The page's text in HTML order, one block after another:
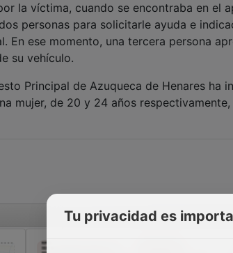
la víctima, cuando se encontraba en el
personas para solicitarle ayuda e
En ese momento, una tercera persona
su vehículo.
Principal de Azuqueca de Henares ha
mujer, de 20 y 24 años
Tu privacidad es